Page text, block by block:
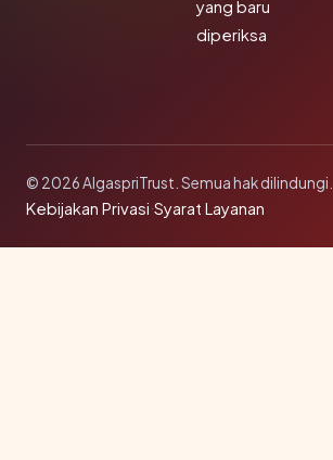
yang baru
diperiksa
© 2026 AlgaspriTrust. Semua hak dilindungi.
Kebijakan Privasi·Syarat Layanan